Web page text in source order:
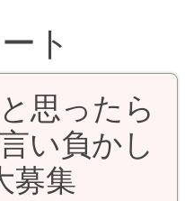
ト
思ったら
い負かし
募集